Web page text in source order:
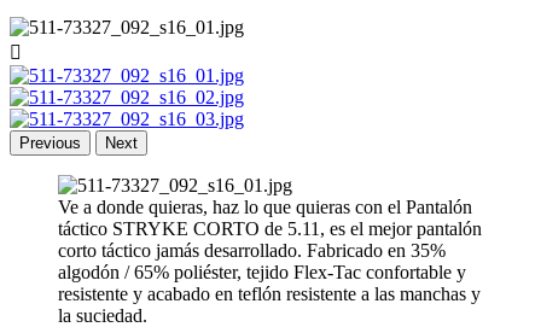

Previous Next
Ve a donde quieras, haz lo que quieras con el Pantalón
táctico STRYKE CORTO de 5.11, es el mejor pantalón
corto táctico jamás desarrollado. Fabricado en 35%
algodón / 65% poliéster, tejido Flex-Tac confortable y
resistente y acabado en teflón resistente a las manchas y
la suciedad.